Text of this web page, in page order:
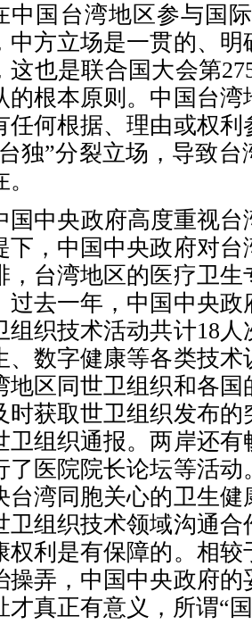
中国台湾地区参与国
中方立场是一贯的、
这也是联合国大会第
的根本原则。中国台
任何根据、理由或权
独”分裂立场，导致
国中央政府高度重视
下，中国中央政府对
，台湾地区的医疗卫
过去一年，中国中央
组织技术活动共计18
、数字健康等各类技
地区同世卫组织和各
时获取世卫组织发布
卫组织通报。两岸还
了医院院长论坛等活
台湾同胞关心的卫生
卫组织技术领域沟通
权利是有保障的。相
操弄，中国中央政府
才真正有意义，所谓“